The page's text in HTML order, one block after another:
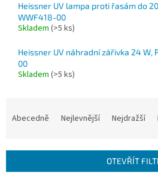
Heissner UV lampa proti řasám do
WWF418-00
Skladem (>5 ks)
Heissner UV náhradní zářivka 24 W,
00
Skladem (>5 ks)
í
Abecedně Nejlevnější Nejdražší
OTEVŘÍT